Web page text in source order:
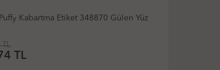
Ticon Sticker Puffy Kabartma Etiket 348911 Yusufçuk
%